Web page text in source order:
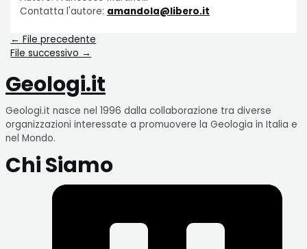
Contatta l'autore: amandola@libero.it
← File precedente
File successivo →
Geologi.it
Geologi.it nasce nel 1996 dalla collaborazione tra diverse
organizzazioni interessate a promuovere la Geologia in Italia e
nel Mondo.
Chi Siamo